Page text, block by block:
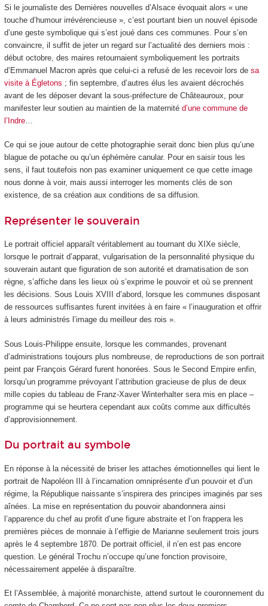
Si le journaliste des Dernières nouvelles d’Alsace évoquait alors « une
touche d’humour irrévérencieuse », c’est pourtant bien un nouvel épisode
d’une geste symbolique qui s’est joué dans ces communes. Pour s’en
convaincre, il suffit de jeter un regard sur l’actualité des derniers mois :
début octobre, des maires retournaient symboliquement les portraits
d’Emmanuel Macron après que celui-ci a refusé de les recevoir lors de sa
visite à Égletons ; fin septembre, d’autres élus les avaient décrochés
avant de les déposer devant la sous-préfecture de Châteauroux, pour
manifester leur soutien au maintien de la maternité d’une commune de
l’Indre…
Ce qui se joue autour de cette photographie serait donc bien plus qu’une
blague de potache ou qu’un éphémère canular. Pour en saisir tous les
sens, il faut toutefois non pas examiner uniquement ce que cette image
nous donne à voir, mais aussi interroger les moments clés de son
existence, de sa création aux conditions de sa diffusion.
Représenter le souverain
Le portrait officiel apparaît véritablement au tournant du XIXe siècle,
lorsque le portrait d’apparat, vulgarisation de la personnalité physique du
souverain autant que figuration de son autorité et dramatisation de son
règne, s’affiche dans les lieux où s’exprime le pouvoir et où se prennent
les décisions. Sous Louis XVIII d’abord, lorsque les communes disposant
de ressources suffisantes furent invitées à en faire « l’inauguration et offrir
à leurs administrés l’image du meilleur des rois ».
Sous Louis-Philippe ensuite, lorsque les commandes, provenant
d’administrations toujours plus nombreuse, de reproductions de son portrait
peint par François Gérard furent honorées. Sous le Second Empire enfin,
lorsqu’un programme prévoyant l’attribution gracieuse de plus de deux
mille copies du tableau de Franz-Xaver Winterhalter sera mis en place –
programme qui se heurtera cependant aux coûts comme aux difficultés
d’approvisionnement.
Du portrait au symbole
En réponse à la nécessité de briser les attaches émotionnelles qui lient le
portrait de Napoléon III à l’incarnation omniprésente d’un pouvoir et d’un
régime, la République naissante s’inspirera des principes imaginés par ses
aînées. La mise en représentation du pouvoir abandonnera ainsi
l’apparence du chef au profit d’une figure abstraite et l’on frappera les
premières pièces de monnaie à l’effigie de Marianne seulement trois jours
après le 4 septembre 1870. De portrait officiel, il n’en est pas encore
question. Le général Trochu n’occupe qu’une fonction provisoire,
nécessairement appelée à disparaître.
Et l’Assemblée, à majorité monarchiste, attend surtout le couronnement du